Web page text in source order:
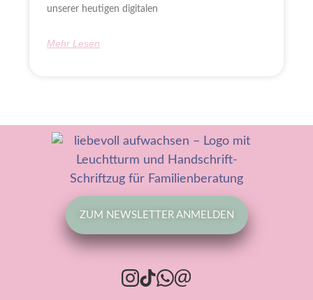
unserer heutigen digitalen
Mehr Lesen
ZUM NEWSLETTER ANMELDEN